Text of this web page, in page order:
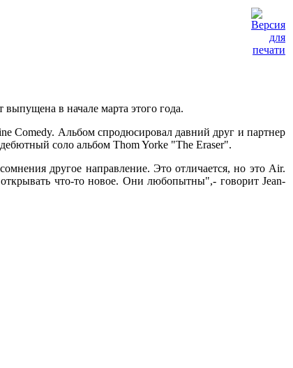
в начале марта этого года.
Comedy. Альбом спродюсировал давний друг и партнер
соло альбом Thom Yorke "The Eraser".
другое направление. Это отличается, но это Air.
что-то новое. Они любопытны",- говорит Jean-